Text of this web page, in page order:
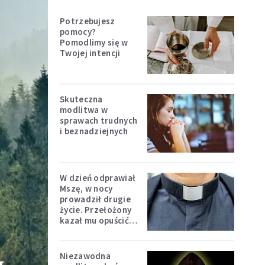
Potrzebujesz
pomocy?
Pomodlimy się w
Twojej intencji
Skuteczna
modlitwa w
sprawach trudnych
i beznadziejnych
W dzień odprawiał
Mszę, w nocy
prowadził drugie
życie. Przełożony
kazał mu opuścić
Niezawodna